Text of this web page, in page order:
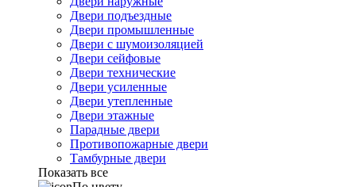
Двери подъездные
Двери промышленные
Двери с шумоизоляцией
Двери сейфовые
Двери технические
Двери усиленные
Двери утепленные
Двери этажные
Парадные двери
Противопожарные двери
Тамбурные двери
Показать все